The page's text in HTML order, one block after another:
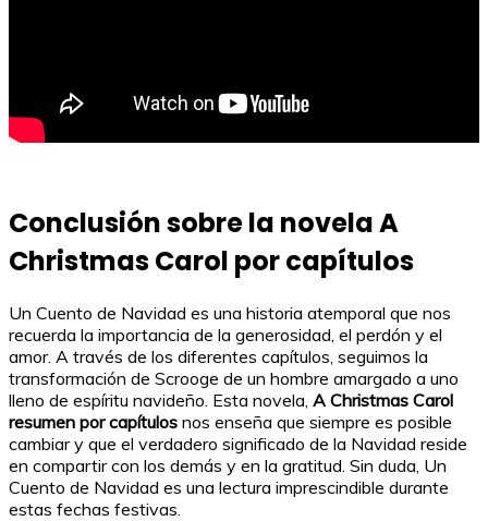
Conclusión sobre la novela A
Christmas Carol por capítulos
Un Cuento de Navidad es una historia atemporal que nos
recuerda la importancia de la generosidad, el perdón y el
amor. A través de los diferentes capítulos, seguimos la
transformación de Scrooge de un hombre amargado a uno
lleno de espíritu navideño. Esta novela, A Christmas Carol
resumen por capítulos nos enseña que siempre es posible
cambiar y que el verdadero significado de la Navidad reside
en compartir con los demás y en la gratitud. Sin duda, Un
Cuento de Navidad es una lectura imprescindible durante
estas fechas festivas.